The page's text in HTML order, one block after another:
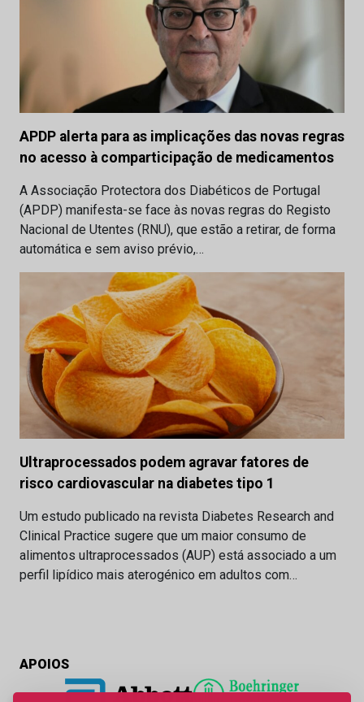
APDP alerta para as implicações das novas regras
no acesso à comparticipação de medicamentos
A Associação Protectora dos Diabéticos de Portugal
(APDP) manifesta-se face às novas regras do Registo
Nacional de Utentes (RNU), que estão a retirar, de forma
automática e sem aviso prévio,…
Ultraprocessados podem agravar fatores de
risco cardiovascular na diabetes tipo 1
Um estudo publicado na revista Diabetes Research and
Clinical Practice sugere que um maior consumo de
alimentos ultraprocessados (AUP) está associado a um
perfil lipídico mais aterogénico em adultos com…
APOIOS